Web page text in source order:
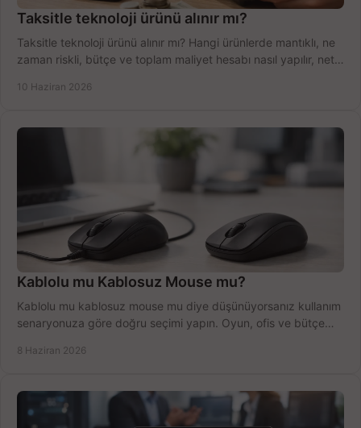
Taksitle teknoloji ürünü alınır mı?
Taksitle teknoloji ürünü alınır mı? Hangi ürünlerde mantıklı, ne
zaman riskli, bütçe ve toplam maliyet hesabı nasıl yapılır, net
10 Haziran 2026
Kablolu mu Kablosuz Mouse mu?
Kablolu mu kablosuz mouse mu diye düşünüyorsanız kullanım
senaryonuza göre doğru seçimi yapın. Oyun, ofis ve bütçe
8 Haziran 2026